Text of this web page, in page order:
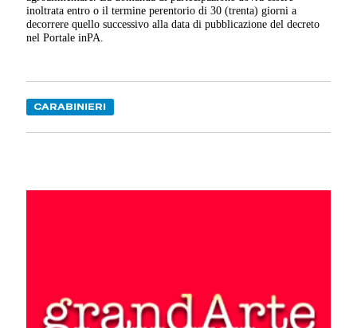
inoltrata entro o il termine perentorio di 30 (trenta) giorni a
decorrere quello successivo alla data di pubblicazione del decreto
nel Portale inPA.
CARABINIERI